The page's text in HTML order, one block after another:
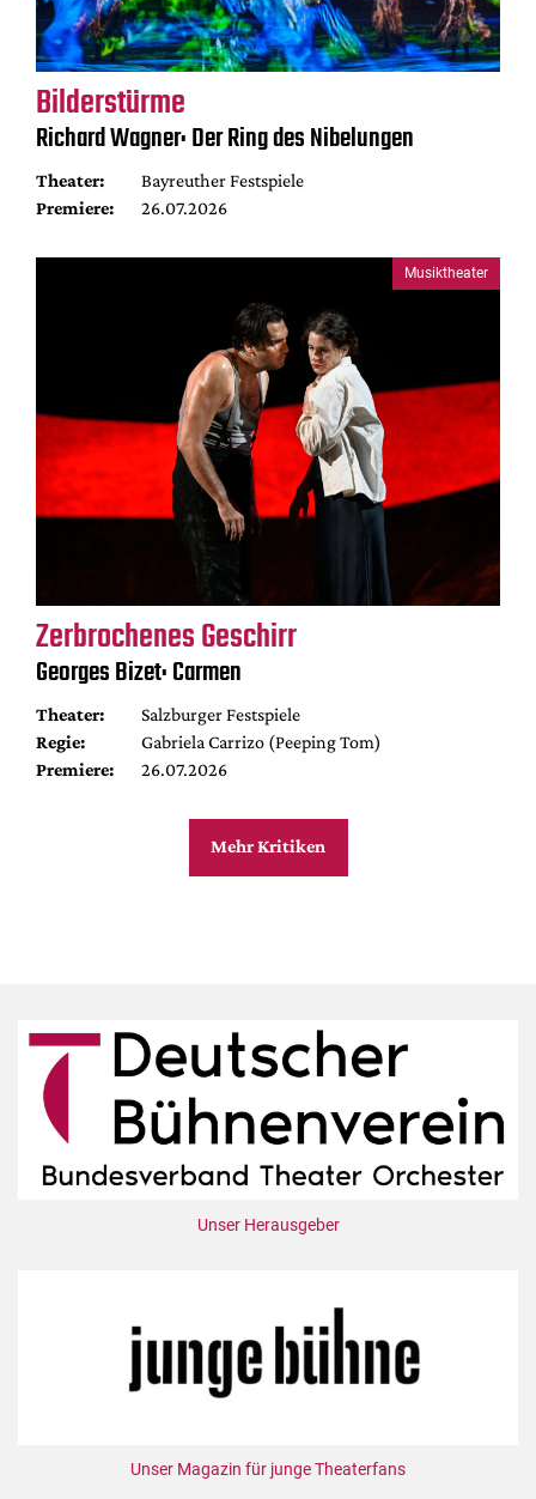
Bilderstürme
Richard Wagner: Der Ring des Nibelungen
Theater:
Bayreuther Festspiele
Premiere:
26.07.2026
Musiktheater
Zerbrochenes Geschirr
Georges Bizet: Carmen
Theater:
Salzburger Festspiele
Regie:
Gabriela Carrizo (Peeping Tom)
Premiere:
26.07.2026
Mehr Kritiken
Unser Herausgeber
Unser Magazin für junge Theaterfans